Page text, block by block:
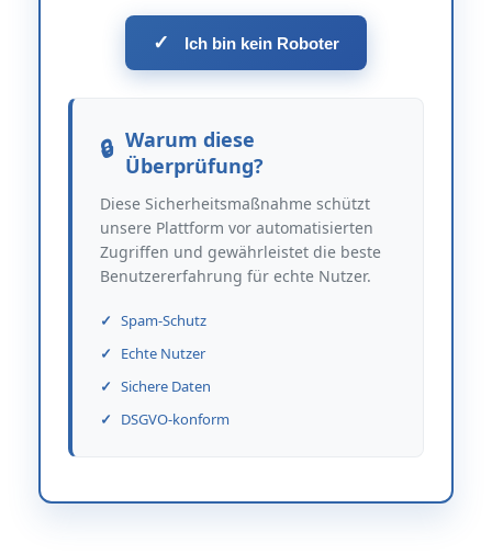
✓ Ich bin kein Roboter
Warum diese
Überprüfung?
Diese Sicherheitsmaßnahme schützt
unsere Plattform vor automatisierten
Zugriffen und gewährleistet die beste
Benutzererfahrung für echte Nutzer.
Spam-Schutz
Echte Nutzer
Sichere Daten
DSGVO-konform